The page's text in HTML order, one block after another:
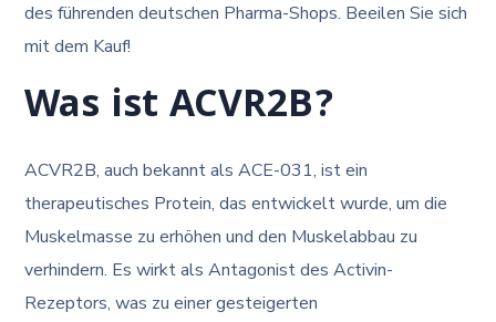
des führenden deutschen Pharma-Shops. Beeilen Sie sich
mit dem Kauf!
Was ist ACVR2B?
ACVR2B, auch bekannt als ACE-031, ist ein
therapeutisches Protein, das entwickelt wurde, um die
Muskelmasse zu erhöhen und den Muskelabbau zu
verhindern. Es wirkt als Antagonist des Activin-
Rezeptors, was zu einer gesteigerten